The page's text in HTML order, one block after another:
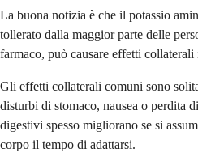
La buona notizia è che il potassio
tollerato dalla maggior parte delle
farmaco, può causare effetti
Gli effetti collaterali comuni sono
disturbi di stomaco, nausea o perdita
digestivi spesso migliorano se si
corpo il tempo di adattarsi.